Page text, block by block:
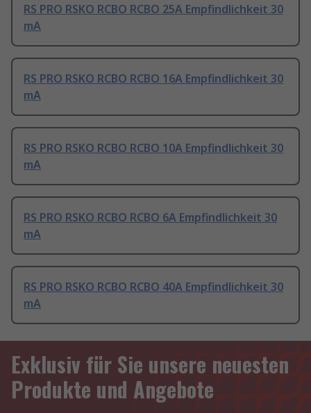
RS PRO RSKO RCBO RCBO 25A Empfindlichkeit 30
mA
RS PRO RSKO RCBO RCBO 16A Empfindlichkeit 30
mA
RS PRO RSKO RCBO RCBO 10A Empfindlichkeit 30
mA
RS PRO RSKO RCBO RCBO 6A Empfindlichkeit 30
mA
RS PRO RSKO RCBO RCBO 40A Empfindlichkeit 30
mA
Exklusiv für Sie unsere neuesten
Produkte und Angebote